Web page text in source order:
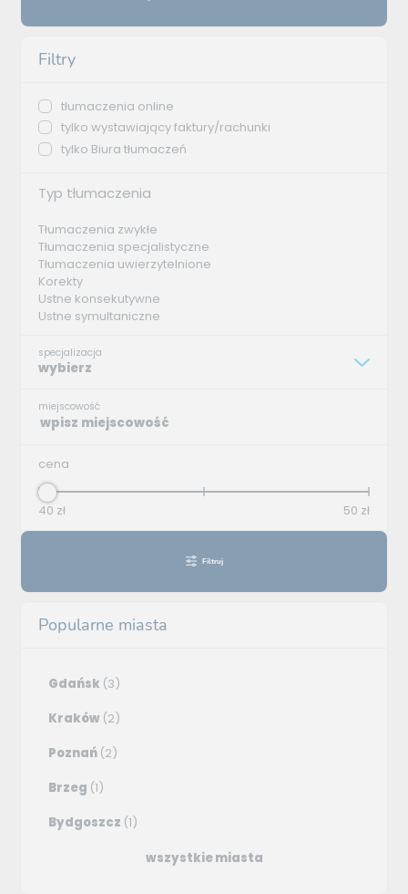
Filtry
tłumaczenia online
tylko wystawiający faktury/rachunki
tylko Biura tłumaczeń
Typ tłumaczenia
Tłumaczenia zwykłe
Tłumaczenia specjalistyczne
Tłumaczenia uwierzytelnione
Korekty
Ustne konsekutywne
Ustne symultaniczne
specjalizacja
wybierz
miejscowość
cena
40 zł 50 zł
Filtruj
Popularne miasta
Gdańsk (3)
Kraków (2)
Poznań (2)
Brzeg (1)
Bydgoszcz (1)
wszystkie miasta